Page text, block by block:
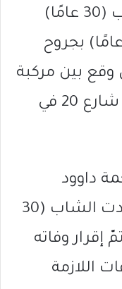
لقي ظهر اليوم الثلاثاء، شاب (30 عامًا)
مصرعه وأصيبت شابة (26 عامًا) بجروح
بين مركبة
خصوصية ودراجة نارية على شارع 20 في
داوود
الحمراء وصلت للمكان ووجدت الشاب (30
إقرار وفاته
اللازمة